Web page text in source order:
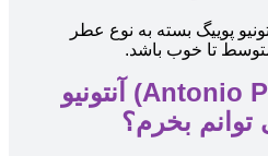
پوییگ بسته به نوع عطر
تا خوب باشد.
عطر و ادکلن (Antonio Puig) آنتونیو
توانم بخرم؟